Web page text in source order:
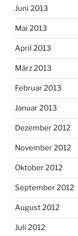
Juni 2013
Mai 2013
April 2013
März 2013
Februar 2013
Januar 2013
Dezember 2012
November 2012
Oktober 2012
September 2012
August 2012
Juli 2012